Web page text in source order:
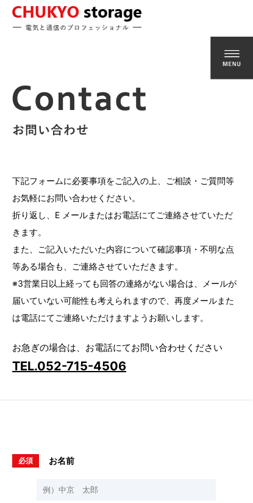
下記フォームに必要事項をご記入の上、ご相談・ご質問等
お気軽にお問い合わせください。
折り返し、E メールまたはお電話にてご連絡させていただ
きます。
また、ご記入いただいた内容について確認事項・不明な点
等ある場合も、ご連絡させていただきます。
※3営業日以上経っても回答の連絡がない場合は、メールが
届いていない可能性も考えられますので、再度メールまた
は電話にてご連絡いただけますようお願いします。
お急ぎの場合は、お電話にてお問い合わせください
TEL.052-715-4506
必須 お名前